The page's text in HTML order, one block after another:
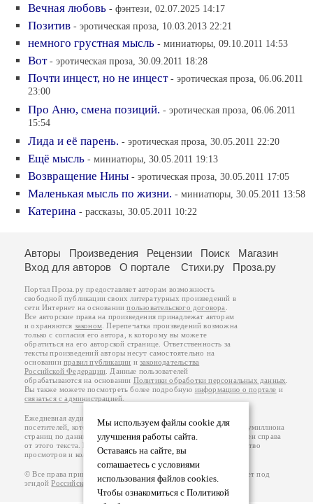
Вечная любовь - фэнтези, 02.07.2025 14:17
Позитив - эротическая проза, 10.03.2013 22:21
немного грустная мысль - миниатюры, 09.10.2011 14:53
Вот - эротическая проза, 30.09.2011 18:28
Почти инцест, но не инцест - эротическая проза, 06.06.2011
23:00
Про Аню, смена позиций. - эротическая проза, 06.06.2011
15:54
Лида и её парень. - эротическая проза, 30.05.2011 22:20
Ещё мысль - миниатюры, 30.05.2011 19:13
Возвращение Нины - эротическая проза, 30.05.2011 17:05
Маленькая мысль по жизни. - миниатюры, 30.05.2011 13:58
Катерина - рассказы, 30.05.2011 10:22
Мы используем файлы cookie для
улучшения работы сайта.
Оставаясь на сайте, вы
соглашаетесь с условиями
использования файлов cookies.
Чтобы ознакомиться с Политикой
Авторы Произведения Рецензии Поиск
Магазин
Вход для авторов
О портале Стихи.ру Проза.ру
Портал Проза.ру предоставляет авторам возможность
свободной публикации своих литературных произведений в
сети Интернет на основаниипользовательского договора
Все авторские права на произведения принадлежат авторам
и охраняются законом . Перепечатка произведений возможна
только с согласия его автора, к которому вы можете
обратиться на его авторской странице. Ответственность за
тексты произведений авторы несут самостоятельно на
основанииправил публикации изаконодательства
Российской Федерации . Данные пользователей
обрабатываются на основании Политики обработки персональных данных
Вы также можете посмотреть более подробную информацию о портале и
связаться с администрацией
Ежедневная аудитория портала Проза.ру – порядка 100 тысяч
посетителей, которые в общей сумме просматривают более полумиллиона
страниц по данным счетчика посещаемости, который расположен справа
от этого текста. В каждой графе указано по две цифры: количество
просмотров и количество посетителей.
© Все права принадлежат авторам, 2000-2026. Портал работает под
эгидойРоссийского союза писателей.18+